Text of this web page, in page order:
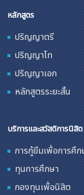
หลักสูตร
ปริญญาตรี
ปริญญาโท
ปริญญาเอก
หลักสูตรระยะสั้น
บริการและสวัสดิการนิสิต
การกู้ยืมเพื่อการศึก
ทุนการศึกษา
กองทุนเพื่อนิสิต